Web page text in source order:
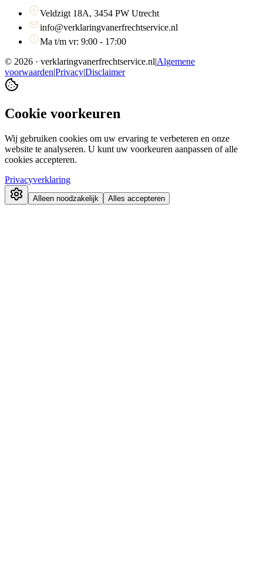
Veldzigt 18A, 3454 PW Utrecht
info@verklaringvanerfrechtservice.nl
Ma t/m vr: 9:00 - 17:00
© 2026 · verklaringvanerfrechtservice.nl|Algemene
voorwaarden|Privacy|Disclaimer
Cookie voorkeuren
Wij gebruiken cookies om uw ervaring te verbeteren en onze
website te analyseren. U kunt uw voorkeuren aanpassen of alle
cookies accepteren.
Privacyverklaring
Alleen noodzakelijk Alles accepteren